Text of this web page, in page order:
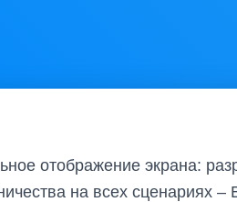
отображение экрана:
на всех сценариях